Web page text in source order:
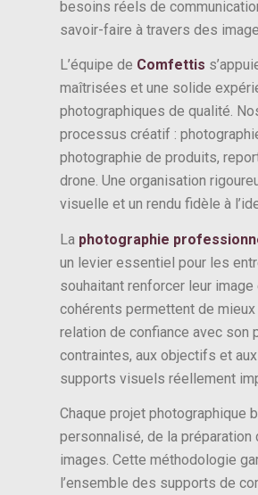
besoins réels de
savoir-faire à travers des
L’équipe de Comfettis
maîtrisées et une solide
photographiques de qualité.
processus créatif :
photographie de produits,
drone. Une organisation
visuelle et un rendu fidèle à
La photographie
un levier essentiel pour les
souhaitant renforcer leur
cohérents permettent de
relation de confiance avec son
contraintes, aux objectifs et
supports visuels réellement
Chaque projet photographique
personnalisé, de la
images. Cette méthodologie
l’ensemble des supports de